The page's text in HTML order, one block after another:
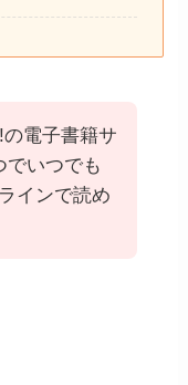
の電子書籍サ
でいつでも
インで読め